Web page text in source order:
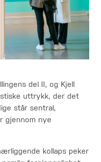
del II, og Kjell
uttrykk, der det
står sentral,
gjennom nye
kollaps peker